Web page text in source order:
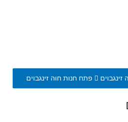
זינגבוים
פתח חנות חוה זינגבוים